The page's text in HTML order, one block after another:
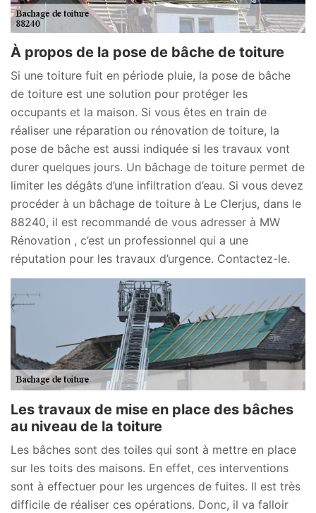
À propos de la pose de bâche de toiture
Si une toiture fuit en période pluie, la pose de bâche
de toiture est une solution pour protéger les
occupants et la maison. Si vous êtes en train de
réaliser une réparation ou rénovation de toiture, la
pose de bâche est aussi indiquée si les travaux vont
durer quelques jours. Un bâchage de toiture permet de
limiter les dégâts d’une infiltration d’eau. Si vous devez
procéder à un bâchage de toiture à Le Clerjus, dans le
88240, il est recommandé de vous adresser à MW
Rénovation , c’est un professionnel qui a une
réputation pour les travaux d’urgence. Contactez-le.
Les travaux de mise en place des bâches
au niveau de la toiture
Les bâches sont des toiles qui sont à mettre en place
sur les toits des maisons. En effet, ces interventions
sont à effectuer pour les urgences de fuites. Il est très
difficile de réaliser ces opérations. Donc, il va falloir